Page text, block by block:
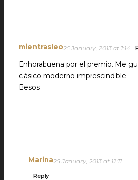
mientrasleo25 January, 2013 at 1:14
Enhorabuena por el premio. Me
clásico moderno imprescindible
Besos
Marina25 January, 2013 at 12:11
Reply